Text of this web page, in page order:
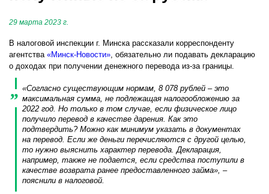
29 марта 2023 г.
В налоговой инспекции г. Минска рассказали корреспонденту
агентства «Минск-Новости», обязательно ли подавать декларацию
о доходах при получении денежного перевода из-за границы.
«Согласно существующим нормам, 8 078 рублей – это
максимальная сумма, не подлежащая налогообложению за
2022 год. Но только в том случае, если физическое лицо
получило перевод в качестве дарения. Как это
подтвердить? Можно как минимум указать в документах
на перевод. Если же деньги перечисляются с другой целью,
то нужно выяснить характер перевода. Декларация,
например, также не подается, если средства поступили в
качестве возврата ранее предоставленного займа», –
пояснили в налоговой.